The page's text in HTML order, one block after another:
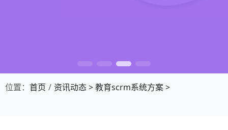
位置： 首页 资讯动态>教育scrm系统方案>